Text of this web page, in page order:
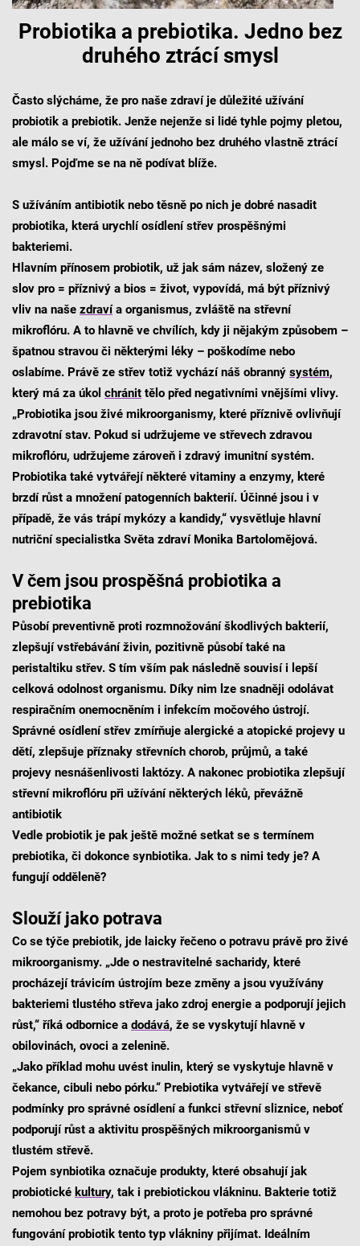
Probiotika a prebiotika. Jedno bez
druhého ztrácí smysl
Často slýcháme, že pro naše zdraví je důležité užívání
probiotik a prebiotik. Jenže nejenže si lidé tyhle pojmy pletou,
ale málo se ví, že užívání jednoho bez druhého vlastně ztrácí
smysl. Pojďme se na ně podívat blíže.
S užíváním antibiotik nebo těsně po nich je dobré nasadit
probiotika, která urychlí osídlení střev prospěšnými
bakteriemi.
Hlavním přínosem probiotik, už jak sám název, složený ze
slov pro = příznivý a bios = život, vypovídá, má být příznivý
vliv na naše zdravía organismus, zvláště na střevní
mikroflóru. A to hlavně ve chvílích, kdy ji nějakým způsobem –
špatnou stravou či některými léky – poškodíme nebo
oslabíme. Právě ze střev totiž vychází náš obranný systém,
který má za úkol chránittělo před negativními vnějšími vlivy.
„Probiotika jsou živé mikroorganismy, které příznivě ovlivňují
zdravotní stav. Pokud si udržujeme ve střevech zdravou
mikroflóru, udržujeme zároveň i zdravý imunitní systém.
Probiotika také vytvářejí některé vitaminy a enzymy, které
brzdí růst a množení patogenních bakterií. Účinné jsou i v
případě, že vás trápí mykózy a kandidy,“ vysvětluje hlavní
nutriční specialistka Světa zdraví Monika Bartolomějová.
V čem jsou prospěšná probiotika a
prebiotika
Působí preventivně proti rozmnožování škodlivých bakterií,
zlepšují vstřebávání živin, pozitivně působí také na
peristaltiku střev. S tím vším pak následně souvisí i lepší
celková odolnost organismu. Díky nim lze snadněji odolávat
respiračním onemocněním i infekcím močového ústrojí.
Správné osídlení střev zmírňuje alergické a atopické projevy u
dětí, zlepšuje příznaky střevních chorob, průjmů, a také
projevy nesnášenlivosti laktózy. A nakonec probiotika zlepšují
střevní mikroflóru při užívání některých léků, převážně
antibiotik
Vedle probiotik je pak ještě možné setkat se s termínem
prebiotika, či dokonce synbiotika. Jak to s nimi tedy je? A
fungují odděleně?
Slouží jako potrava
Co se týče prebiotik, jde laicky řečeno o potravu právě pro živé
mikroorganismy. „Jde o nestravitelné sacharidy, které
procházejí trávicím ústrojím beze změny a jsou využívány
bakteriemi tlustého střeva jako zdroj energie a podporují jejich
růst,“ říká odbornice a dodává, že se vyskytují hlavně v
obilovinách, ovoci a zelenině.
„Jako příklad mohu uvést inulin, který se vyskytuje hlavně v
čekance, cibuli nebo pórku.“ Prebiotika vytvářejí ve střevě
podmínky pro správné osídlení a funkci střevní sliznice, neboť
podporují růst a aktivitu prospěšných mikroorganismů v
tlustém střevě.
Pojem synbiotika označuje produkty, které obsahují jak
probiotické kultury, tak i prebiotickou vlákninu. Bakterie totiž
nemohou bez potravy být, a proto je potřeba pro správné
fungování probiotik tento typ vlákniny přijímat. Ideálním